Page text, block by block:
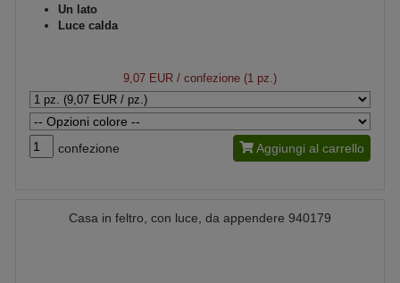
Un lato
Luce calda
9,07 EUR / confezione (1 pz.)
confezione Aggiungi al carrello
Casa in feltro, con luce, da appendere 940179